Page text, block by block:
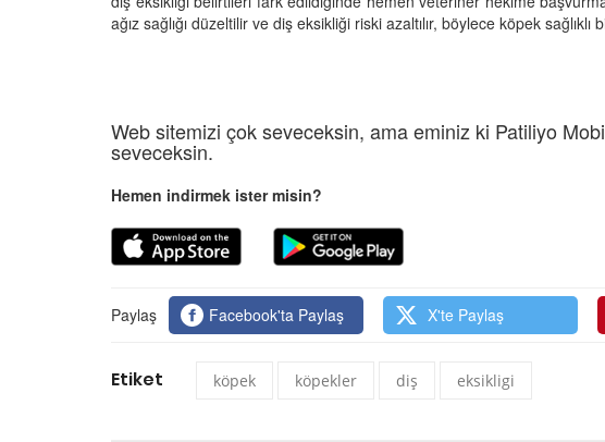
ağız sağlığı düzeltilir ve diş eksikliği riski azaltılır, böylece köpek
Web sitemizi çok seveceksin, ama eminiz ki Patiliyo
seveceksin.
Hemen indirmek ister misin?
Paylaş Facebook'ta Paylaş X'te Paylaş
Etiket köpek köpekler diş eksikligi